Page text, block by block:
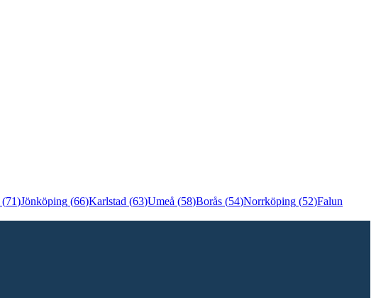
(71)Jönköping (66)Karlstad (63)Umeå (58)Borås (54)Norrköping (52)Falun